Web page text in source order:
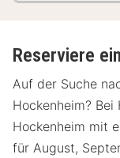
Reserviere
Auf der Suche
Hockenheim?
Hockenheim mit
für August,